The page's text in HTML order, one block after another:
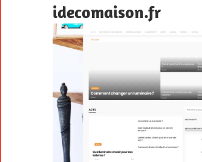
idecomaison.fr